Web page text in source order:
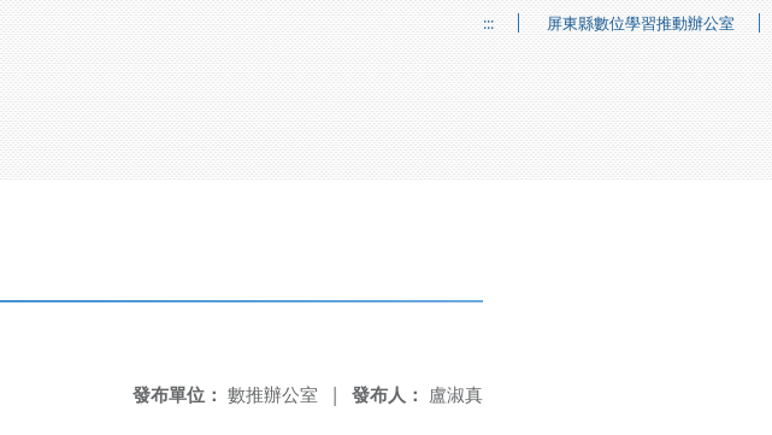
::: 屏東縣數位學習推動辦公室
發布人： 盧淑真
發布單位： 數推辦公室 |